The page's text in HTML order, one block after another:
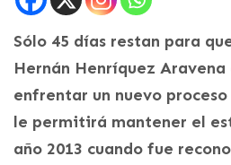
Sólo 45 días restan para
Hernán Henríquez Aravena
enfrentar un nuevo
le permitirá mantener el
año 2013 cuando fue